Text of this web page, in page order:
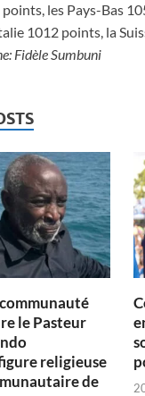
points, les Pays-Bas
1012 points, la
Fidèle Sumbuni
le Pasteur
religieuse
de